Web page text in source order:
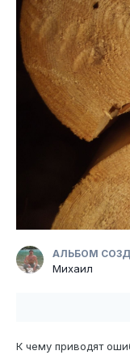
АЛЬБОМ
Михаил
К чему приводят